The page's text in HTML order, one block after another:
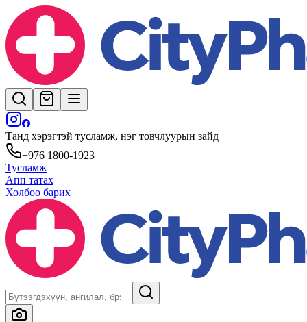
Танд хэрэгтэй тусламж, нэг товчлуурын зайд
+976 1800-1923
Тусламж
Апп татах
Холбоо барих